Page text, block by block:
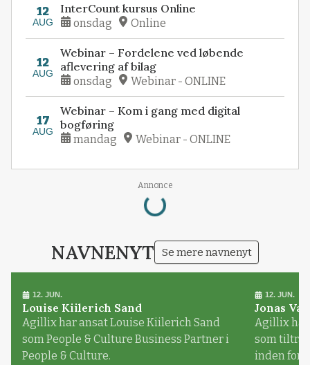
12
AUG
InterCount kursus Online
onsdag Online
12
AUG
Webinar – Fordelene ved løbende
aflevering af bilag
onsdag Webinar - ONLINE
17
AUG
Webinar – Kom i gang med digital
bogføring
mandag Webinar - ONLINE
Annonce
Loading...
NAVNENYT Se mere navnenyt
12. JUN.
Louise Kiilerich Sand
Agillix har ansat Louise Kiilerich Sand
som People & Culture Business Partner i
People & Culture.
12. JUN.
Jonas
Agillix har
som
inden for